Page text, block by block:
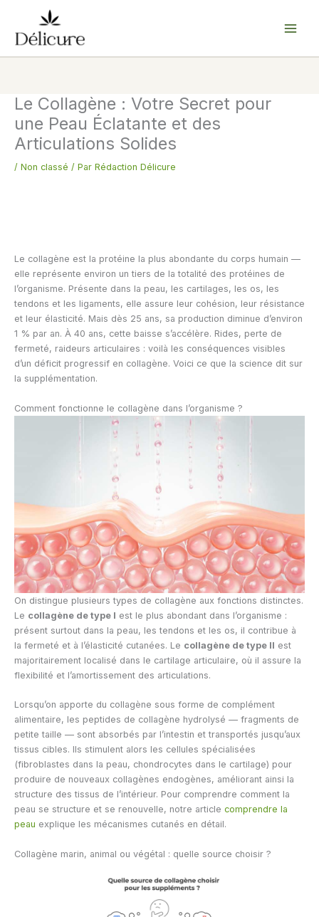
contenu
Le Collagène : Votre Secret pour
une Peau Éclatante et des
Articulations Solides
/ Non classé / Par Rédaction Délicure
Le collagène est la protéine la plus abondante du corps humain —
elle représente environ un tiers de la totalité des protéines de
l’organisme. Présente dans la peau, les cartilages, les os, les
tendons et les ligaments, elle assure leur cohésion, leur résistance
et leur élasticité. Mais dès 25 ans, sa production diminue d’environ
1 % par an. À 40 ans, cette baisse s’accélère. Rides, perte de
fermeté, raideurs articulaires : voilà les conséquences visibles
d’un déficit progressif en collagène. Voici ce que la science dit sur
la supplémentation.
Comment fonctionne le collagène dans l’organisme ?
On distingue plusieurs types de collagène aux fonctions distinctes.
Le collagène de type I est le plus abondant dans l’organisme :
présent surtout dans la peau, les tendons et les os, il contribue à
la fermeté et à l’élasticité cutanées. Le collagène de type II est
majoritairement localisé dans le cartilage articulaire, où il assure la
flexibilité et l’amortissement des articulations.
Lorsqu’on apporte du collagène sous forme de complément
alimentaire, les peptides de collagène hydrolysé — fragments de
petite taille — sont absorbés par l’intestin et transportés jusqu’aux
tissus cibles. Ils stimulent alors les cellules spécialisées
(fibroblastes dans la peau, chondrocytes dans le cartilage) pour
produire de nouveaux collagènes endogènes, améliorant ainsi la
structure des tissus de l’intérieur. Pour comprendre comment la
peau se structure et se renouvelle, notre article comprendre la
peau explique les mécanismes cutanés en détail.
Collagène marin, animal ou végétal : quelle source choisir ?